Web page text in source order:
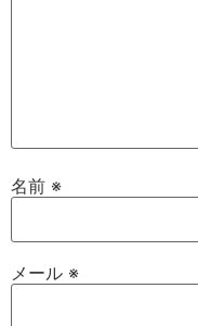
名前 ※
メール ※